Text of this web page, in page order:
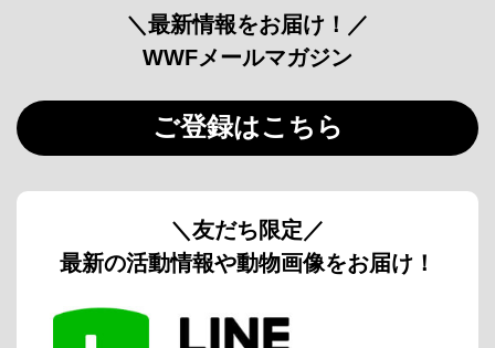
＼最新情報をお届け！／
WWFメールマガジン
ご登録はこちら
＼友だち限定／
最新の活動情報や動物画像をお届け！